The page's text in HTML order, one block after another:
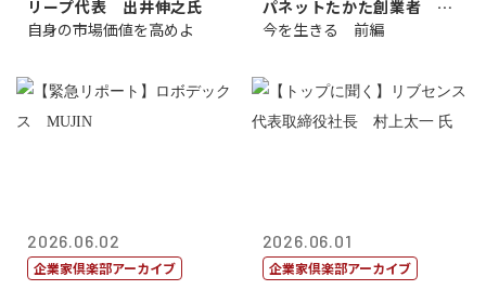
リープ代表 出井伸之氏
自身の市場価値を高めよ
パネットたかた創業者 髙
田 明氏
今を生きる 前編
2026.06.02
企業家倶楽部アーカイブ
2026.06.01
企業家倶楽部アーカイブ